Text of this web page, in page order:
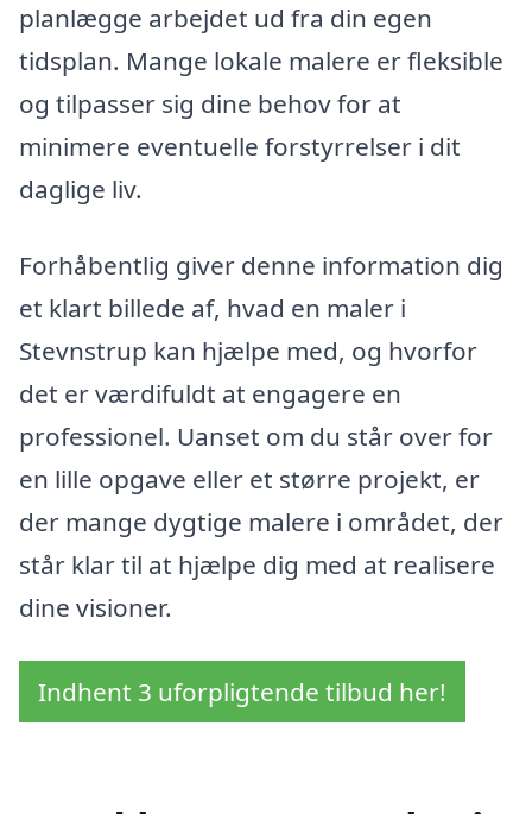
planlægge arbejdet ud fra din egen
tidsplan. Mange lokale malere er fleksible
og tilpasser sig dine behov for at
minimere eventuelle forstyrrelser i dit
daglige liv.
Forhåbentlig giver denne information dig
et klart billede af, hvad en maler i
Stevnstrup kan hjælpe med, og hvorfor
det er værdifuldt at engagere en
professionel. Uanset om du står over for
en lille opgave eller et større projekt, er
der mange dygtige malere i området, der
står klar til at hjælpe dig med at realisere
dine visioner.
Indhent 3 uforpligtende tilbud her!